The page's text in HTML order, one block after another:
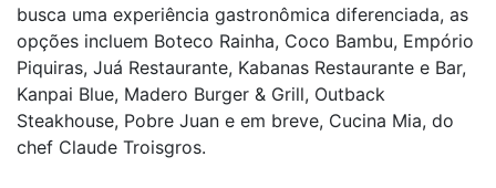
busca uma experiência gastronômica diferenciada, as
opções incluem Boteco Rainha, Coco Bambu, Empório
Piquiras, Juá Restaurante, Kabanas Restaurante e Bar,
Kanpai Blue, Madero Burger & Grill, Outback
Steakhouse, Pobre Juan e em breve, Cucina Mia, do
chef Claude Troisgros.